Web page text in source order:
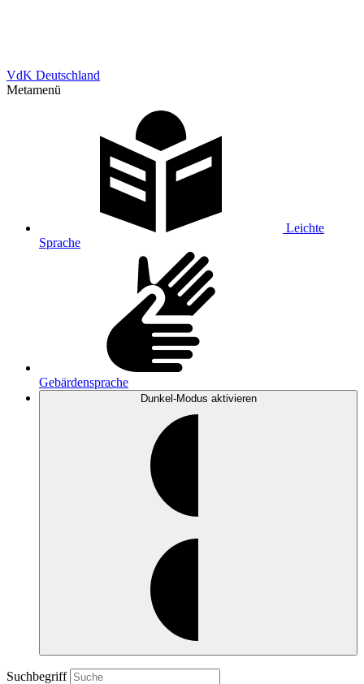
VdK Deutschland
Metamenü
Leichte
Sprache
Gebärdensprache
Dunkel-Modus aktivieren
Suchbegriff